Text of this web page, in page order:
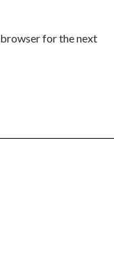
browser for the next